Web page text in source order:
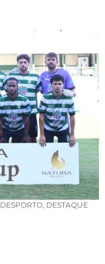
DESPORTO, DESTAQUE